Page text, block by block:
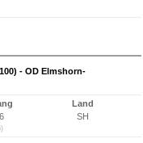
- OD Elmshorn-
Land
SH